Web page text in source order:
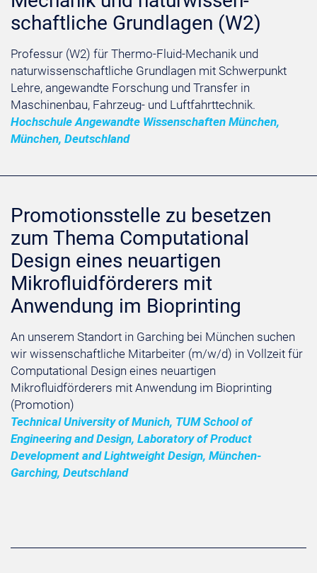
schaftliche Grundlagen (W2)
Professur (W2) für Thermo-Fluid-Mechanik und
naturwissenschaftliche Grundlagen mit Schwerpunkt
Lehre, angewandte Forschung und Transfer in
Maschinenbau, Fahrzeug- und Luftfahrttechnik.
Hochschule Angewandte Wissenschaften München,
München, Deutschland
Promotionsstelle zu besetzen
zum Thema Computational
Design eines neuartigen
Mikrofluidförderers mit
Anwendung im Bioprinting
An unserem Standort in Garching bei München suchen
wir wissenschaftliche Mitarbeiter (m/w/d) in Vollzeit für
Computational Design eines neuartigen
Mikrofluidförderers mit Anwendung im Bioprinting
(Promotion)
Technical University of Munich, TUM School of
Engineering and Design, Laboratory of Product
Development and Lightweight Design, München-
Garching, Deutschland